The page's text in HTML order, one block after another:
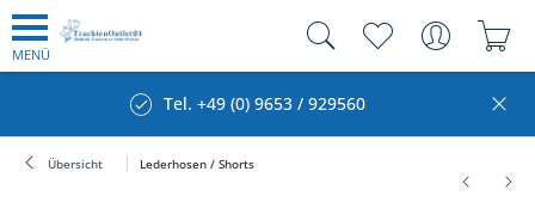
MENÜ
Tel. +49 (0) 9653 / 929560
Übersicht Lederhosen / Shorts